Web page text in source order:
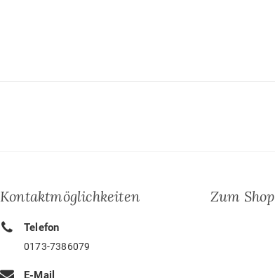
Kontaktmöglichkeiten
Telefon
0173-7386079
E-Mail
Zum Shop